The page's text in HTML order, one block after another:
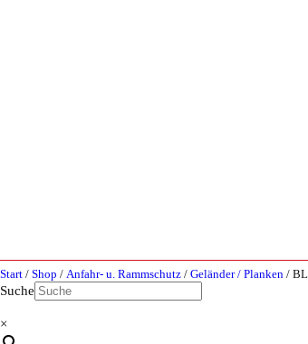
Start / Shop / Anfahr- u. Rammschutz / Geländer / Planken /
Suche
×